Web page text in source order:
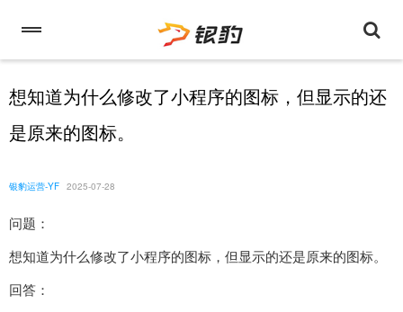
想知道为什么修改了小程序的图标，但显示的还
是原来的图标。
银豹运营-YF 2025-07-28
问题：
想知道为什么修改了小程序的图标，但显示的还是原来的图标。
回答：